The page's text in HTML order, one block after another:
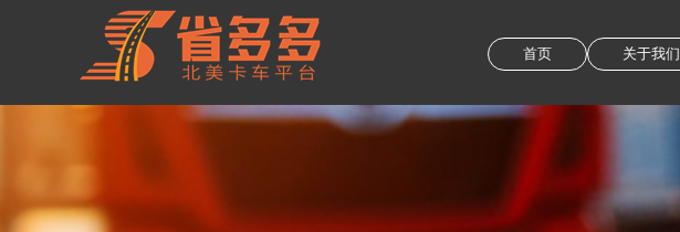
首页 关于我们